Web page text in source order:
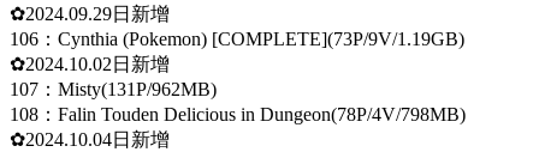
✿2024.09.29日新增
106：Cynthia (Pokemon) [COMPLETE](73P/9V/1.19GB)
✿2024.10.02日新增
107：Misty(131P/962MB)
108：Falin Touden Delicious in Dungeon(78P/4V/798MB)
✿2024.10.04日新增